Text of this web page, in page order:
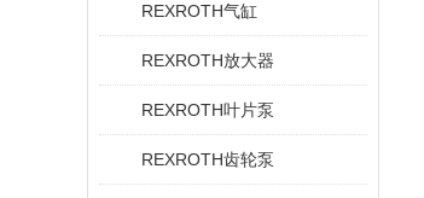
REXROTH气缸
REXROTH放大器
REXROTH叶片泵
REXROTH齿轮泵